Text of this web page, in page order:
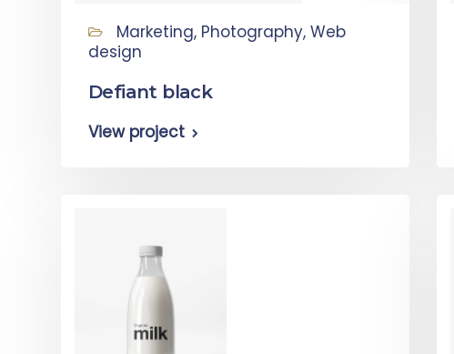
Marketing, Photography, Web
design
Defiant black
View project